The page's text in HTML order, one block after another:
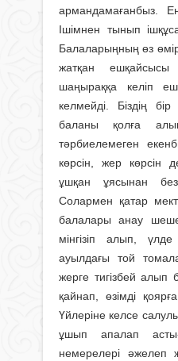
армандамағанбыз.
Ішімнен тынып
Балаларыңның өз
жатқан
шаңыраққа келіп
келмейді. Біздің
баланы қолға
тәрбиелемеген
көрсін, жер көрсін
ұшқан ұясынан
Солармен қатар
балалары анау
мінгізіп алып,
ауылдағы той
жерге тигізбей алып
қайнап, өзімді
Үйлеріне келсе
ұшып апалап асты-
немерелері әжелеп